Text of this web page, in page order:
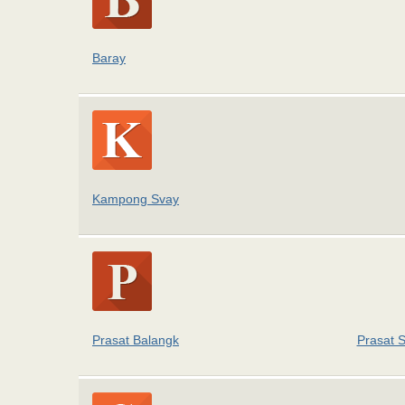
Baray
Kampong Svay
Prasat Balangk Prasat